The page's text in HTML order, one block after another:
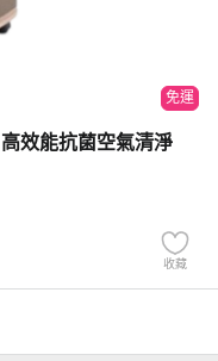
免運
效能抗菌空氣清淨
收藏